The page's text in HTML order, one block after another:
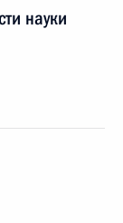
науки